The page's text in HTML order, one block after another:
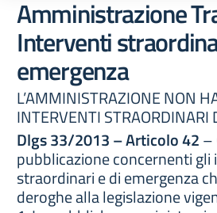
Amministrazione
Interventi
emergenza
L’AMMINISTRAZIONE NON
INTERVENTI STRAORDINARI
Dlgs 33/2013 – Articolo 42–
pubblicazione concernenti
straordinari e di emergenza
deroghe alla legislazione